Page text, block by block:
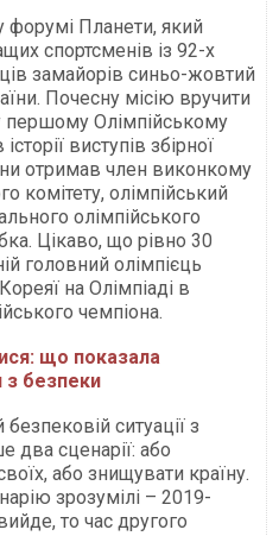
Планети, який
спортсменів із 92-х
замайорів синьо-жовтий
Почесну місію вручити
першому Олімпійському
виступів збірної
отримав член виконкому
комітету, олімпійський
олімпійського
Цікаво, що рівно 30
головний олімпієць
на Олімпіаді в
чемпіона.
що показала
з безпеки
ситуації з
два сценарії: або
або знищувати країну.
зрозумілі – 2019-
то час другого